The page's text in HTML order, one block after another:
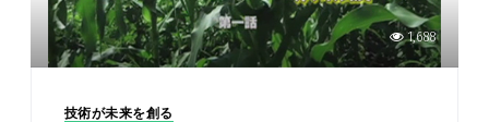
1,688
技術が未来を創る